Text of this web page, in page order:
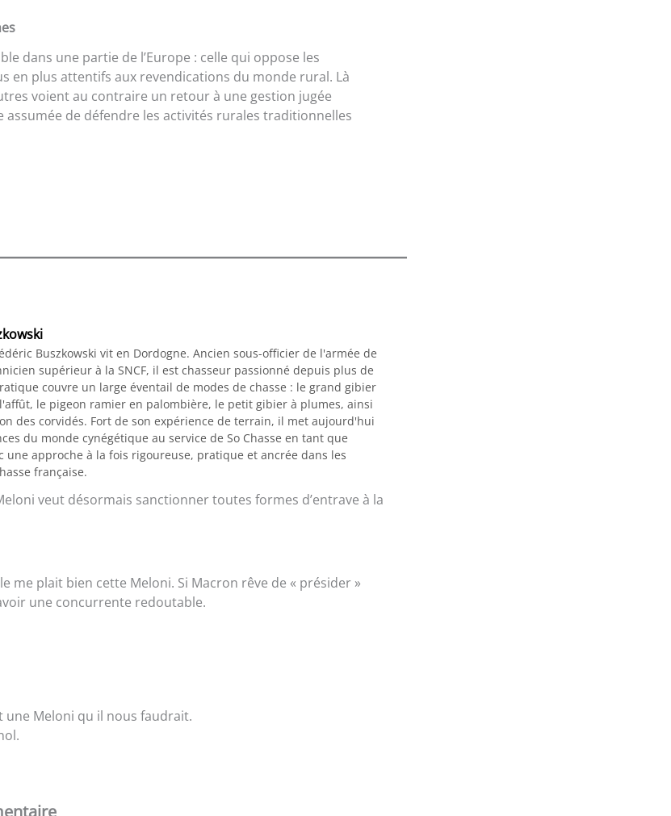
dans une partie de l’Europe : celle qui oppose les
en plus attentifs aux revendications du monde rural. Là
voient au contraire un retour à une gestion jugée
de défendre les activités rurales traditionnelles
Buszkowski vit en Dordogne. Ancien sous-officier de l'armée de
supérieur à la SNCF, il est chasseur passionné depuis plus de
couvre un large éventail de modes de chasse : le grand gibier
le pigeon ramier en palombière, le petit gibier à plumes, ainsi
des corvidés. Fort de son expérience de terrain, il met aujourd'hui
du monde cynégétique au service de So Chasse en tant que
une approche à la fois rigoureuse, pratique et ancrée dans les
française.
veut désormais sanctionner toutes formes d’entrave à la
me plait bien cette Meloni. Si Macron rêve de « présider »
une concurrente redoutable.
une Meloni qu il nous faudrait.